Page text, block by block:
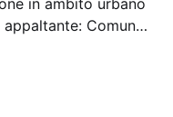
in ambito urbano
Comune